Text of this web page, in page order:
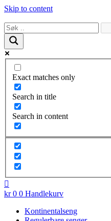
Skip to content
Exact matches only
Search in title
Search in content
kr0 0 Handlekurv
Kontinentalseng